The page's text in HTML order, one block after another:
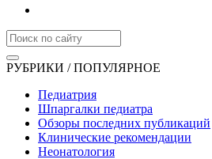
РУБРИКИ / ПОПУЛЯРНОЕ
Педиатрия
Шпаргалки педиатра
Обзоры последних публикаций
Клинические рекомендации
Неонатология